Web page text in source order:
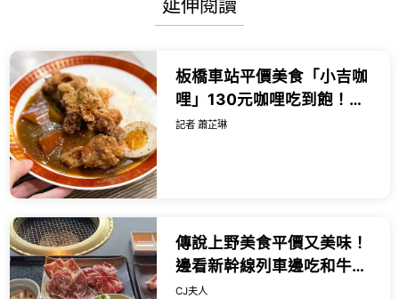
延伸閱讀
板橋車站平價美食「小吉咖
哩」130元咖哩吃到飽！免
費續飯續醬、打卡再送起
記者 蕭芷琳
傳說上野美食平價又美味！
邊看新幹線列車邊吃和牛燒
肉，一份千日圓出頭就能吃
CJ夫人